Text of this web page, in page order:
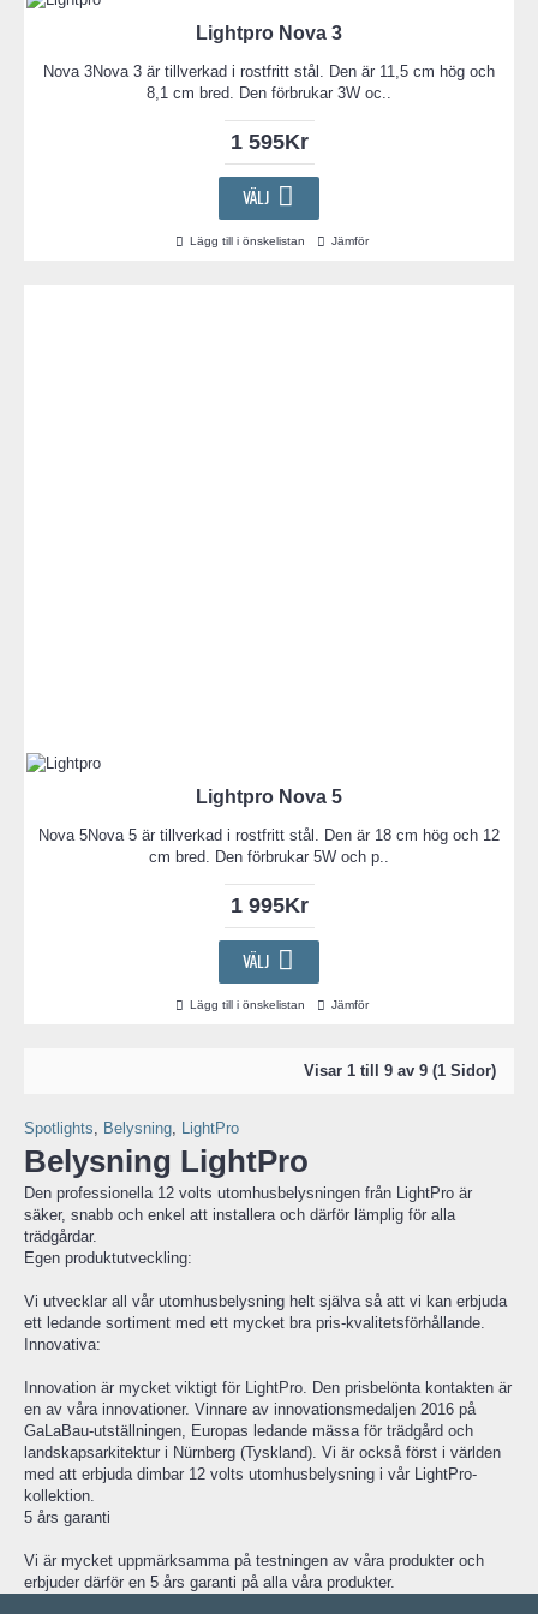
Lightpro Nova 3
Nova 3Nova 3 är tillverkad i rostfritt stål. Den är 11,5 cm hög och
8,1 cm bred. Den förbrukar 3W oc..
1 595Kr
VÄLJ
Lägg till i önskelistan Jämför
Lightpro Nova 5
Nova 5Nova 5 är tillverkad i rostfritt stål. Den är 18 cm hög och 12
cm bred. Den förbrukar 5W och p..
1 995Kr
VÄLJ
Lägg till i önskelistan Jämför
Visar 1 till 9 av 9 (1 Sidor)
Spotlights Belysning LightPro
Belysning LightPro
Den professionella 12 volts utomhusbelysningen från LightPro är
säker, snabb och enkel att installera och därför lämplig för alla
trädgårdar.
Egen produktutveckling:
Vi utvecklar all vår utomhusbelysning helt själva så att vi kan erbjuda
ett ledande sortiment med ett mycket bra pris-kvalitetsförhållande.
Innovativa:
Innovation är mycket viktigt för LightPro. Den prisbelönta kontakten är
en av våra innovationer. Vinnare av innovationsmedaljen 2016 på
GaLaBau-utställningen, Europas ledande mässa för trädgård och
landskapsarkitektur i Nürnberg (Tyskland). Vi är också först i världen
med att erbjuda dimbar 12 volts utomhusbelysning i vår LightPro-
kollektion.
5 års garanti
Vi är mycket uppmärksamma på testningen av våra produkter och
erbjuder därför en 5 års garanti på alla våra produkter.